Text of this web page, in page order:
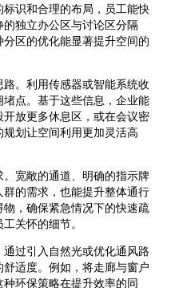
识和合理的布局，员工能快
独立办公区与讨论区分隔
区的优化能显著提升空间的
。利用传感器或智能系统收
点。基于这些信息，企业能
放更多休息区，或在会议密
划让空间利用更加灵活高
宽敞的通道、明确的指示牌
的需求，也能提升整体通行
，确保紧急情况下的快速疏
关怀的细节。
过引入自然光或优化通风路
适度。例如，将走廊与窗户
环保策略在提升效率的同